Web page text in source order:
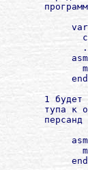
             var
             asm
1 будет
тупа к
персанд
             asm